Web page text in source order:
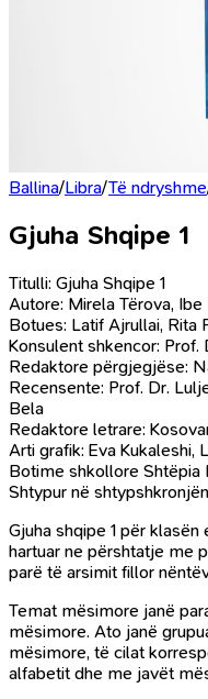
Ballina/Libra/Të ndryshme
Gjuha Shqipe 1
Titulli: Gjuha Shqipe 1
Autore: Mirela Tërova,
Botues: Latif Ajrullai, Rita
Konsulent shkencor: Prof.
Redaktore përgjegjëse:
Recensente: Prof. Dr.
Bela
Redaktore letrare:
Arti grafik: Eva Kukaleshi,
Botime shkollore Shtëpia
Shtypur në
Gjuha shqipe 1 për klasën
hartuar ne përshtatje me
parë të arsimit fillor
Temat mësimore janë
mësimore. Ato janë
mësimore, të cilat
alfabetit dhe me javët